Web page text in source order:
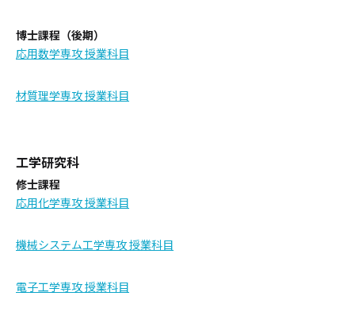
博士課程（後期）
応用数学専攻 授業科目
材質理学専攻 授業科目
工学研究科
修士課程
応用化学専攻 授業科目
機械システム工学専攻 授業科目
電子工学専攻 授業科目